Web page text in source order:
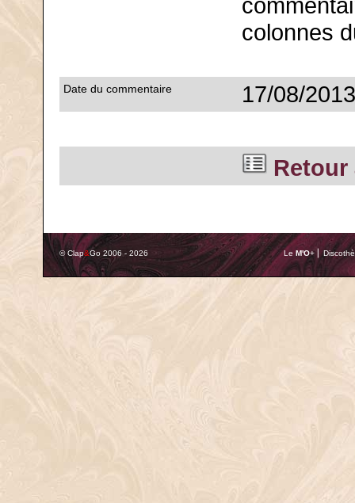
colonnes
Date du commentaire 17/08/2013
Retour
© Clap&Go 2006 - 2026 Le M'O+ ⎢